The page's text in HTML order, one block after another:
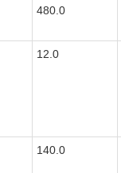
480.0
12.0
140.0